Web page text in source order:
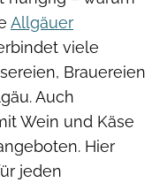
Allgäuer
viele
Brauereien
Auch
Wein und Käse
Hier
jeden